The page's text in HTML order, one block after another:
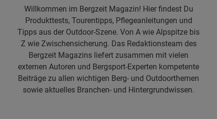
Willkommen im Bergzeit Magazin! Hier findest Du
Produkttests, Tourentipps, Pflegeanleitungen und
Tipps aus der Outdoor-Szene. Von A wie Alpspitze bis
Z wie Zwischensicherung. Das Redaktionsteam des
Bergzeit Magazins liefert zusammen mit vielen
externen Autoren und Bergsport-Experten kompetente
Beiträge zu allen wichtigen Berg- und Outdoorthemen
sowie aktuelles Branchen- und Hintergrundwissen.